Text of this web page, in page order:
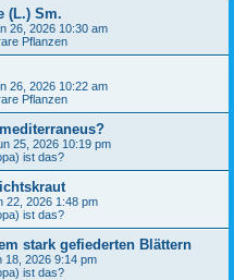
(L.) Sm.
26, 2026 10:30 am
Pflanzen
26, 2026 10:22 am
Pflanzen
25, 2026 10:19 pm
ist das?
22, 2026 1:48 pm
ist das?
stark gefiederten Blättern
18, 2026 9:14 pm
ist das?